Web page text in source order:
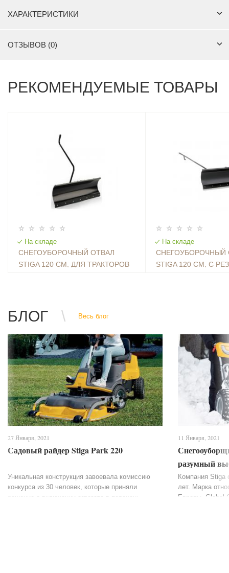
ХАРАКТЕРИСТИКИ
ОТЗЫВОВ (0)
РЕКОМЕНДУЕМЫЕ ТОВАРЫ
На складе
СНЕГОУБОРОЧНЫЙ ОТВАЛ
STIGA 120 СМ, ДЛЯ ТРАКТОРОВ
На складе
СНЕГОУБОРОЧНЫЙ
STIGA 120 СМ, С
БЛОГ Весь блог
27 Января, 2021
Садовый райдер Stiga Park 220
Уникальная конструкция завоевала комиссию
конкурса из 30 человек, которые приняли
решение о включении агрегата в перечень
11 Января, 2021
разумный
бюджетной
Компания Stiga
лет. Марка
Европы. Global